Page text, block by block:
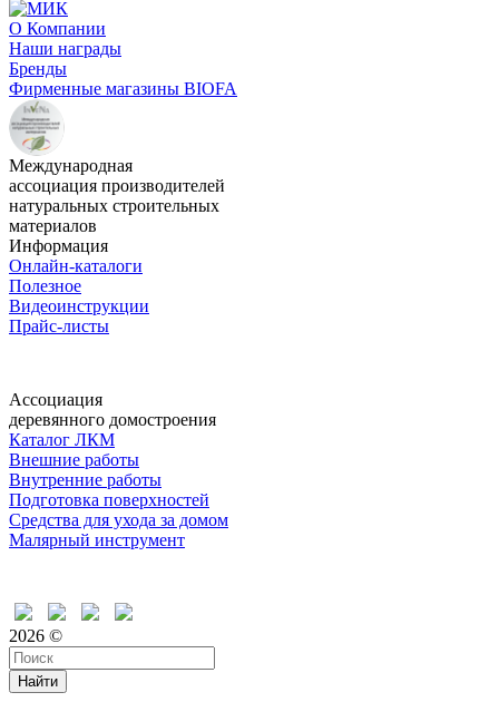
О Компании
Наши награды
Бренды
Фирменные магазины BIOFA
Международная
ассоциация производителей
натуральных строительных
материалов
Информация
Онлайн-каталоги
Полезное
Видеоинструкции
Прайс-листы
Ассоциация
деревянного домостроения
Каталог ЛКМ
Внешние работы
Внутренние работы
Подготовка поверхностей
Средства для ухода за домом
Малярный инструмент
2026 ©
Найти